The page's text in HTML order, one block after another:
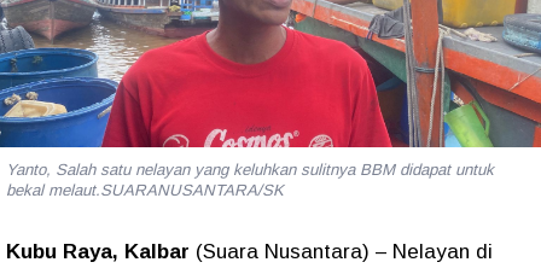
Yanto, Salah satu nelayan yang keluhkan sulitnya BBM didapat untuk
bekal melaut.SUARANUSANTARA/SK
Kubu Raya, Kalbar (Suara Nusantara) – Nelayan di